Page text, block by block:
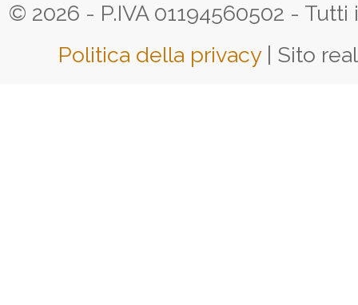
© 2026 - P.IVA 01194560502 -
Politica della privacy | Sito